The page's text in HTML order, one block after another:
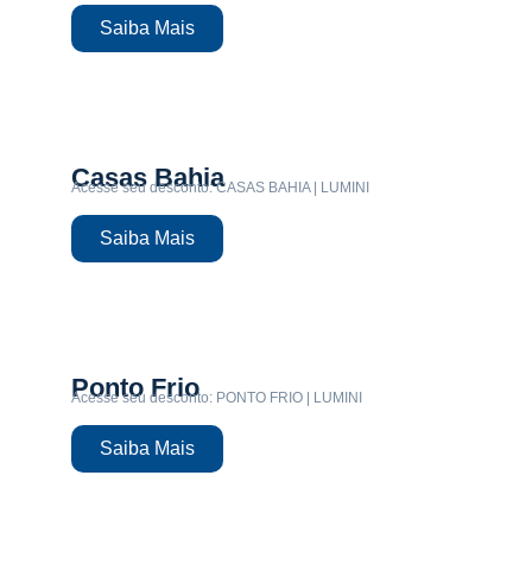
Saiba Mais
Casas Bahia
Acesse seu desconto: CASAS BAHIA | LUMINI
Saiba Mais
Ponto Frio
Acesse seu desconto: PONTO FRIO | LUMINI
Saiba Mais